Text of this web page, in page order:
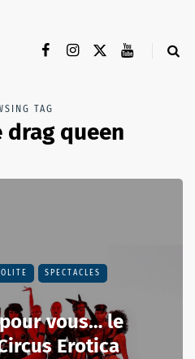
TAG
drag queen
SPECTACLES
vous… le
Erotica